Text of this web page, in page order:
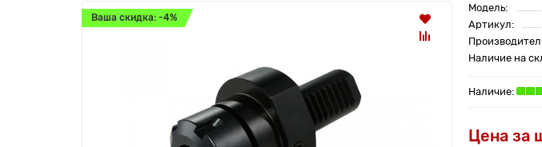
Ваша скидка: -4%
Модель:
Артикул:
Наличие на
Цена за